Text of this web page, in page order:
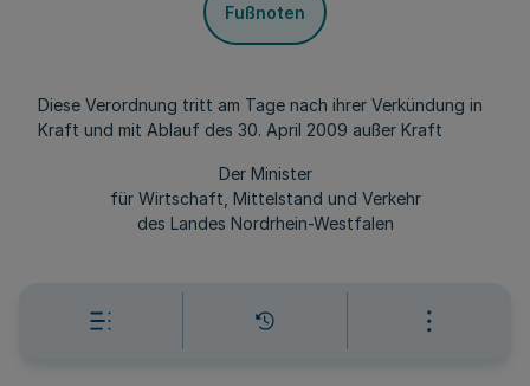
Fußnoten
Diese Verordnung tritt am Tage nach ihrer Verkündung in
Kraft und mit Ablauf des 30. April 2009 außer Kraft
Der Minister
für Wirtschaft, Mittelstand und Verkehr
des Landes Nordrhein-Westfalen